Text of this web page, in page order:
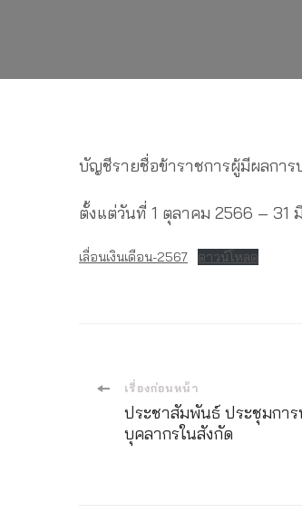
บัญชีรายชื่อข้าราชการผู้มีผลการ
ตั้งแต่วันที่ 1 ตุลาคม 2566 – 31
เลื่อนเงินเดือน-2567 ดาวน์โหลด
เมนูเรื่องก่อนหน้า
ประชาสัมพันธ์ ประชุมกา
บุคลากรในสังกัด